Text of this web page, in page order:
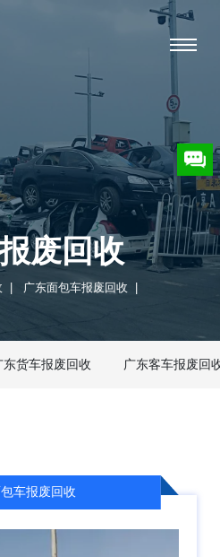
废回收
广东面包车报废回收
东货车报废回收 广东客车报废回
车报废回收